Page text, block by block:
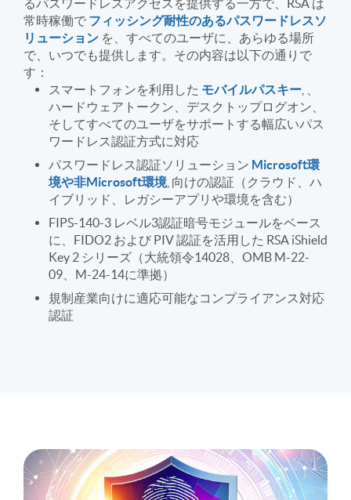
るパスワードレスアクセスを提供する一方で、RSA は
常時稼働で フィッシング耐性のあるパスワードレスソ
リューション を、すべてのユーザに、あらゆる場所
で、いつでも提供します。その内容は以下の通りで
す：
スマートフォンを利用した モバイルパスキー
ハードウェアトークン、デスクトップログオン、
そしてすべてのユーザをサポートする幅広いパス
ワードレス認証方式に対応
パスワードレス認証ソリューション Microsoft環
境や非Microsoft環境, 向けの認証（クラウド、ハ
イブリッド、レガシーアプリや環境を含む）
FIPS-140-3 レベル3認証暗号モジュールをベース
に、FIDO2 および PIV 認証を活用した RSA iShield
Key 2 シリーズ（大統領令14028、OMB M-22-
09、M-24-14に準拠）
規制産業向けに適応可能なコンプライアンス対応
認証